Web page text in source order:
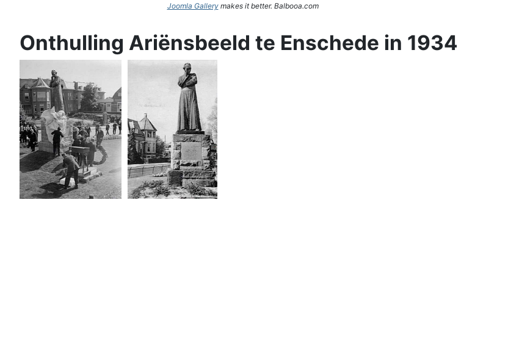
Joomla Gallerymakes it better. Balbooa.com
Onthulling Ariënsbeeld te Enschede in 1934